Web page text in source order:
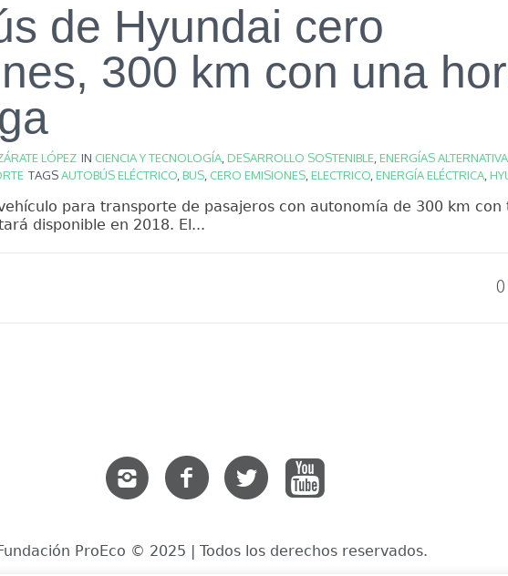
de Hyundai cero
300 km con una
LÓPEZ IN CIENCIA Y TECNOLOGÍA DESARROLLO SOSTENIBLE ENERGÍAS
TAGSAUTOBÚS ELÉCTRICO BUS CERO EMISIONES ELECTRICO ENERGÍA ELÉCTRICA
para transporte de pasajeros con autonomía de 300 km con
disponible en 2018. El...
0
ProEco © 2025 | Todos los derechos reservados.